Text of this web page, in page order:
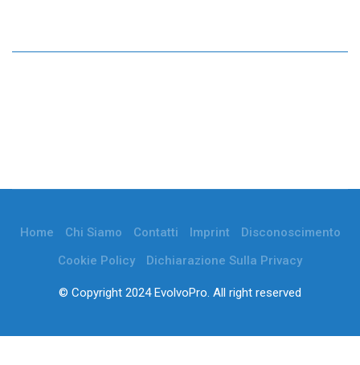
Home Chi Siamo Contatti Imprint
Disconoscimento
Cookie Policy
Dichiarazione Sulla Privacy
© Copyright 2024 EvolvoPro. All right reserved